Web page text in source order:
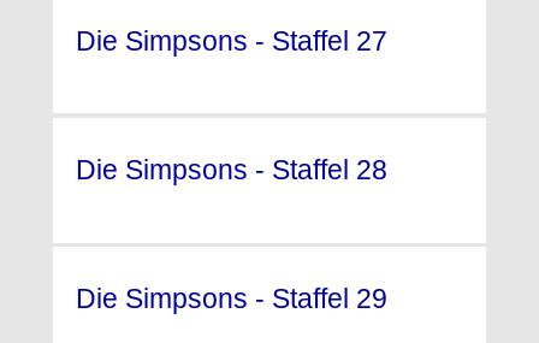
Die Simpsons - Staffel 27
Die Simpsons - Staffel 28
Die Simpsons - Staffel 29